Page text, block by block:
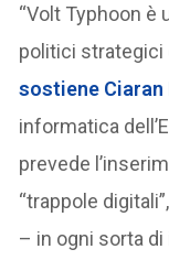
“Volt Typhoon è
politici strategici
sostiene Ciaran
informatica
prevede
“trappole
– in ogni sorta